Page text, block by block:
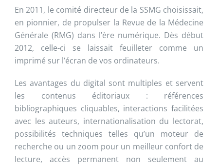
En 2011, le comité directeur de la SSMG choisissait,
en pionnier, de propulser la Revue de la Médecine
Générale (RMG) dans l’ère numérique. Dès début
2012, celle-ci se laissait feuilleter comme un
imprimé sur l’écran de vos ordinateurs.
Les avantages du digital sont multiples et servent
les contenus éditoriaux : références
bibliographiques cliquables, interactions facilitées
avec les auteurs, internationalisation du lectorat,
possibilités techniques telles qu’un moteur de
recherche ou un zoom pour un meilleur confort de
lecture, accès permanent non seulement au